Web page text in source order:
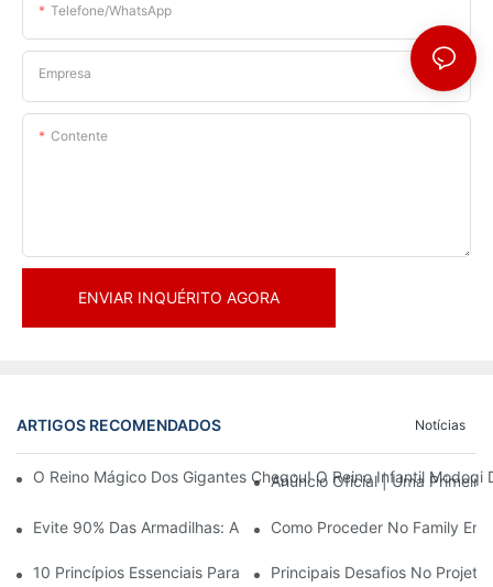
Telefone/WhatsApp
Empresa
Contente
ENVIAR INQUÉRITO AGORA
ARTIGOS RECOMENDADOS Notícias
O Reino Mágico Dos Gigantes Chegou! O Reino Infantil
Anúncio Oficial | Uma
Evite 90% Das Armadilhas: Ao Investir Em Um Centro
Como Proceder No Family
10 Princípios Essenciais Para O Sucesso No Design De
Principais Desafios No